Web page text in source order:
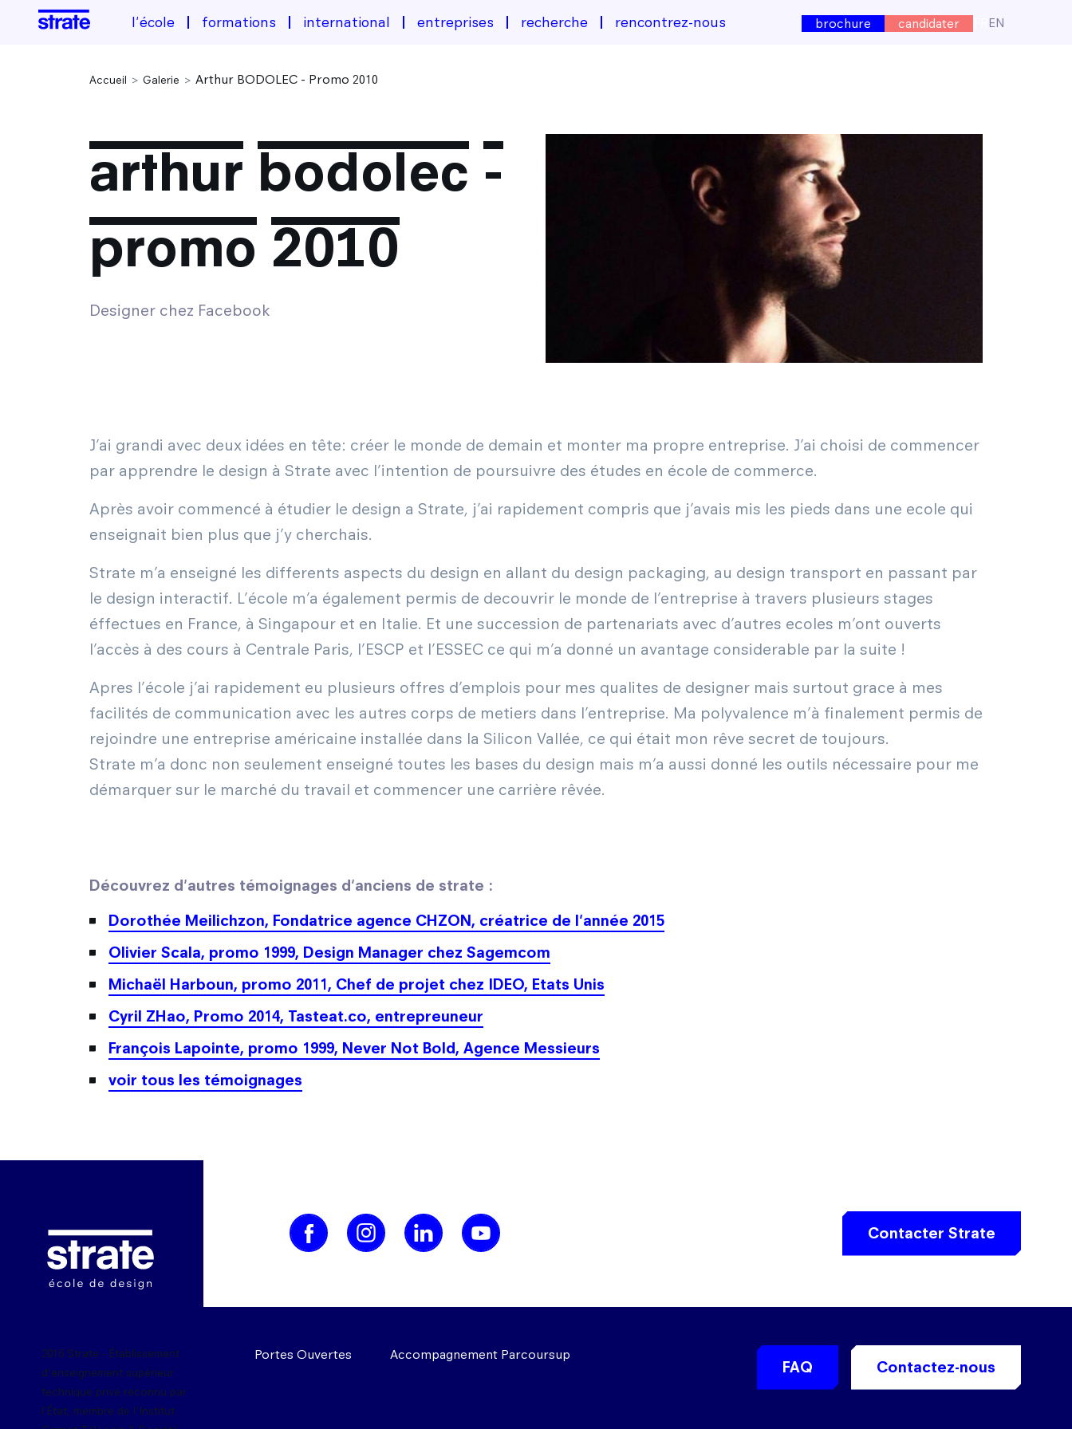
l'école formations international entreprises recherche rencontrez-nous brochure candidater EN
Accueil Galerie Arthur BODOLEC - Promo 2010
arthur bodolec -
promo 2010
Designer chez Facebook
J’ai grandi avec deux idées en tête: créer le monde de demain et monter ma propre entreprise. J’ai choisi de commencer
par apprendre le design à Strate avec l’intention de poursuivre des études en école de commerce.
Après avoir commencé à étudier le design a Strate, j’ai rapidement compris que j’avais mis les pieds dans une ecole qui
enseignait bien plus que j’y cherchais.
Strate m’a enseigné les differents aspects du design en allant du design packaging, au design transport en passant par
le design interactif. L’école m’a également permis de decouvrir le monde de l’entreprise à travers plusieurs stages
éffectues en France, à Singapour et en Italie. Et une succession de partenariats avec d’autres ecoles m’ont ouverts
l’accès à des cours à Centrale Paris, l’ESCP et l’ESSEC ce qui m’a donné un avantage considerable par la suite !
Apres l’école j’ai rapidement eu plusieurs offres d’emplois pour mes qualites de designer mais surtout grace à mes
facilités de communication avec les autres corps de metiers dans l’entreprise. Ma polyvalence m’à finalement permis de
rejoindre une entreprise américaine installée dans la Silicon Vallée, ce qui était mon rêve secret de toujours.
Strate m’a donc non seulement enseigné toutes les bases du design mais m’a aussi donné les outils nécessaire pour me
démarquer sur le marché du travail et commencer une carrière rêvée.
Découvrez d'autres témoignages d'anciens de strate :
Dorothée Meilichzon, Fondatrice agence CHZON, créatrice de l'année 2015
Olivier Scala, promo 1999, Design Manager chez Sagemcom
Michaël Harboun, promo 2011, Chef de projet chez IDEO, Etats Unis
Cyril ZHao, Promo 2014, Tasteat.co, entrepreuneur
François Lapointe, promo 1999, Never Not Bold, Agence Messieurs
voir tous les témoignages
Image
2016 Strate - Établissement
d'enseignement supérieur
technique privé reconnu par
l'État, membre de l'Institut
Contacter Strate
Portes Ouvertes Accompagnement Parcoursup
FAQ Contactez-nous